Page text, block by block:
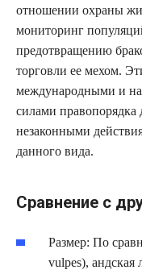
отношении охраны
мониторинг
предотвращению
торговли ее мехом.
международными и
силами
незаконными
данного вида.
Сравнение с
Размер: По
vulpes), андская